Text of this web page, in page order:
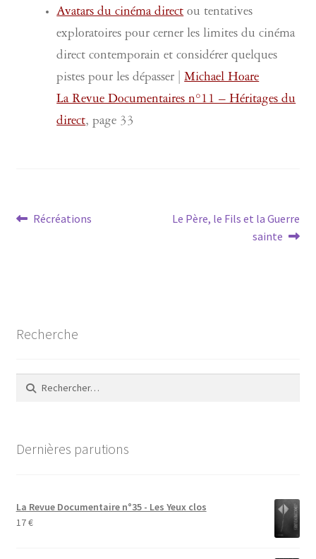
Avatars du cinéma directou tentatives
exploratoires pour cerner les limites du cinéma
direct contemporain et considérer quelques
pistes pour les dépasser |Michael Hoare
La Revue Documentaires n°11 – Héritages du
direct, page 33
Navigation
Article
Récréations
Article
Le Père, le Fils et la Guerre
sainte
Recherche
Rechercher :
Dernières parutions
La Revue Documentaire n°35 - Les Yeux clos
17€